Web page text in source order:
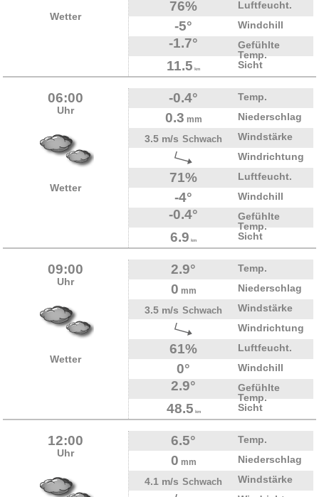
Wetter
76% Luftfeucht.
-5° Windchill
-1.7°
Gefühlte
Temp.
11.5 km Sicht
06:00
Uhr
Wetter
-0.4° Temp.
0.3 mm
Niederschlag
3.5 m/s Schwach
Windstärke
Windrichtung
71% Luftfeucht.
-4° Windchill
-0.4°
Gefühlte
Temp.
6.9 km Sicht
09:00
Uhr
Wetter
2.9° Temp.
0 mm
Niederschlag
3.5 m/s Schwach
Windstärke
Windrichtung
61% Luftfeucht.
0° Windchill
2.9°
Gefühlte
Temp.
48.5 km Sicht
12:00
Uhr
6.5° Temp.
0 mm
Niederschlag
4.1 m/s Schwach
Windstärke